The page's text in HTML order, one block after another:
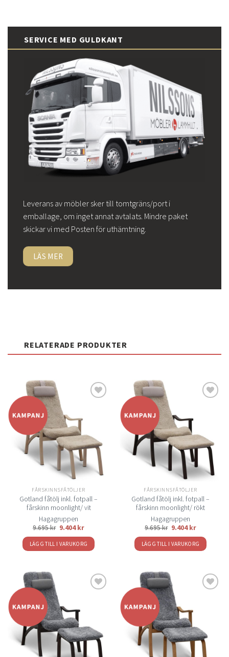
SERVICE MED GULDKANT
Leverans av möbler sker till tomtgräns/port i
emballage, om inget annat avtalats. Mindre paket
skickar vi med Posten för uthämtning.
LÄS MER
RELATERADE PRODUKTER
önskelistan
FÅRSKINNSFÅTÖLJER
Gotland fåtölj inkl. fotpall –
fårskinn moonlight/ vit
Hagagruppen
9.695kr 9.404kr
LÄGG TILL I VARUKORG
önskelistan
FÅRSKINNSFÅTÖLJER
Gotland fåtölj inkl. fotpall –
fårskinn moonlight/ rökt
Hagagruppen
9.695kr 9.404kr
LÄGG TILL I VARUKORG
önskelistan
önskelistan